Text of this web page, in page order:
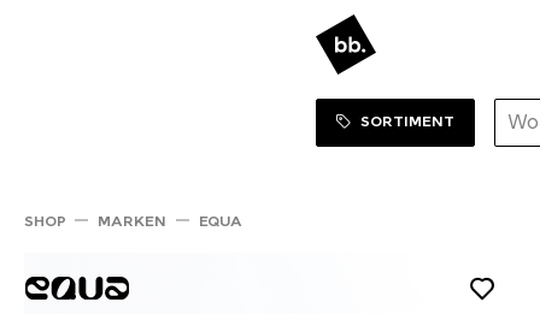
ZUM SHOP
SORTIMENT
SHOP MARKEN EQUA